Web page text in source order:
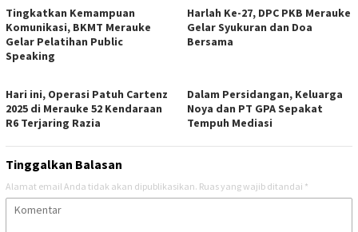
Tingkatkan Kemampuan
Komunikasi, BKMT Merauke
Gelar Pelatihan Public
Speaking
Harlah Ke-27, DPC PKB Merauke
Gelar Syukuran dan Doa
Bersama
Hari ini, Operasi Patuh Cartenz
2025 di Merauke 52 Kendaraan
R6 Terjaring Razia
Dalam Persidangan, Keluarga
Noya dan PT GPA Sepakat
Tempuh Mediasi
Tinggalkan Balasan
Alamat email Anda tidak akan dipublikasikan. Ruas yang wajib ditandai *